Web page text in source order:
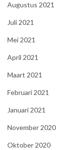
Augustus 2021
Juli 2021
Mei 2021
April 2021
Maart 2021
Februari 2021
Januari 2021
November 2020
Oktober 2020